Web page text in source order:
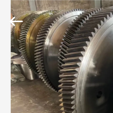
বাড়ি
পণ্য
Luoyang
Zhongtai
Industries
CO.,LTD.
Rights
Reserved.